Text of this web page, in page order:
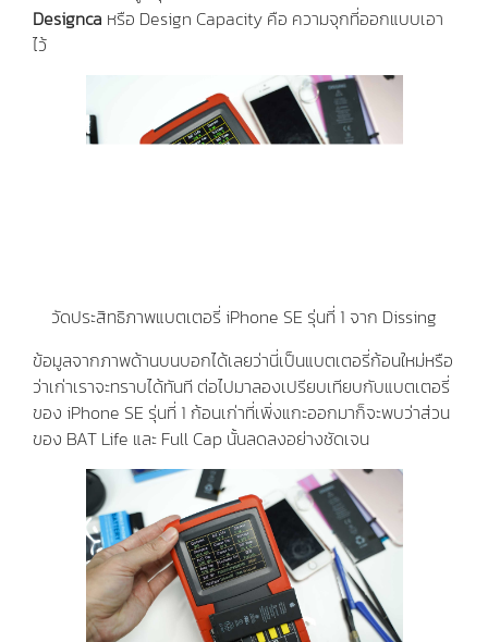
Designca หรือ Design Capacity คือ ความจุกที่ออกแบบเอา
ไว้
วัดประสิทธิภาพแบตเตอรี่ iPhone SE รุ่นที่ 1 จาก Dissing
ข้อมูลจากภาพด้านบนบอกได้เลยว่านี่เป็นแบตเตอรี่ก้อนใหม่หรือ
ว่าเก่าเราจะทราบได้ทันที ต่อไปมาลองเปรียบเทียบกับแบตเตอรี่
ของ iPhone SE รุ่นที่ 1 ก้อนเก่าที่เพิ่งแกะออกมาก็จะพบว่าส่วน
ของ BAT Life และ Full Cap นั้นลดลงอย่างชัดเจน